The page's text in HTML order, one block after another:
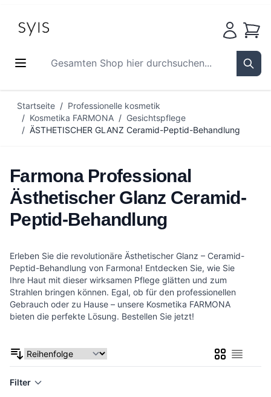
Gesamten Shop hier durchsuchen...
Startseite / Professionelle kosmetik
/ Kosmetika FARMONA / Gesichtspflege
/ ÄSTHETISCHER GLANZ Ceramid-Peptid-Behandlung
Farmona Professional
Ästhetischer Glanz Ceramid-
Peptid-Behandlung
Erleben Sie die revolutionäre Ästhetischer Glanz – Ceramid-
Peptid-Behandlung von Farmona! Entdecken Sie, wie Sie
Ihre Haut mit dieser wirksamen Pflege glätten und zum
Strahlen bringen können. Egal, ob für den professionellen
Gebrauch oder zu Hause – unsere Kosmetika FARMONA
bieten die perfekte Lösung. Bestellen Sie jetzt!
ListeListe
Filter